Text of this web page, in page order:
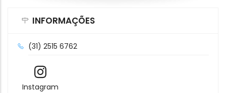
INFORMAÇÕES
(31) 2515 6762
Instagram